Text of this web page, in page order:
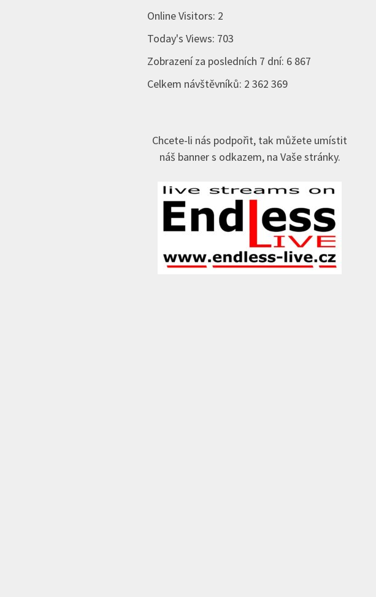
Online Visitors: 2
Today's Views: 703
Zobrazení za posledních 7 dní: 6 867
Celkem návštěvníků: 2 362 369
Chcete-li nás podpořit, tak můžete umístit
náš banner s odkazem, na Vaše stránky.